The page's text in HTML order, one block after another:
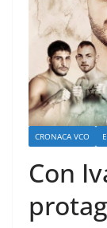
CRONACA VCO
Con